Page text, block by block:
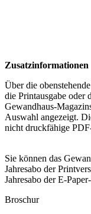
Zusatzinformationen
Über die
die Printausgabe oder
Gewandhaus-
Auswahl angezeigt.
nicht druckfähige
Sie können das
Jahresabo der
Jahresabo der E-
Broschur